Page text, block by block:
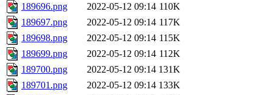
189696.png
2022-05-12 09:14 110K
189697.png
2022-05-12 09:14 117K
189698.png
2022-05-12 09:14 115K
189699.png
2022-05-12 09:14 112K
189700.png
2022-05-12 09:14 131K
189701.png
2022-05-12 09:14 133K